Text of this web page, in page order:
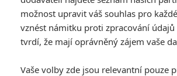
Napsal:Petr Slavík - (Anarvin), 04.07.2021
možnost upravit váš souhlas pro
vznést námitku proti zpracování
tvrdí, že mají oprávněný zájem vaše
Vaše volby zde jsou relevantní pouze